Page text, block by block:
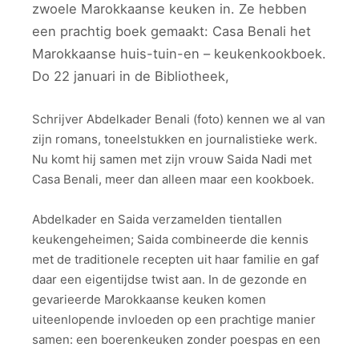
zwoele Marokkaanse keuken in. Ze hebben
een prachtig boek gemaakt: Casa Benali het
Marokkaanse huis-tuin-en – keukenkookboek.
Do 22 januari in de Bibliotheek,
Schrijver Abdelkader Benali (foto) kennen we al van
zijn romans, toneelstukken en journalistieke werk.
Nu komt hij samen met zijn vrouw Saida Nadi met
Casa Benali, meer dan alleen maar een kookboek.
Abdelkader en Saida verzamelden tientallen
keukengeheimen; Saida combineerde die kennis
met de traditionele recepten uit haar familie en gaf
daar een eigentijdse twist aan. In de gezonde en
gevarieerde Marokkaanse keuken komen
uiteenlopende invloeden op een prachtige manier
samen: een boerenkeuken zonder poespas en een